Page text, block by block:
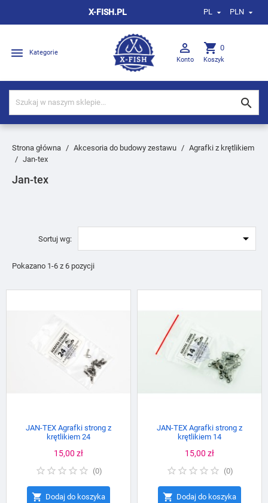
X-FISH.PL PL  PLN 
 Kategorie 
Konto
shopping_cart 0
Koszyk

Strona główna Akcesoria do budowy zestawu
Agrafki z krętlikiem
Jan-tex
Jan-tex
Sortuj wg: 
Pokazano 1-6 z 6 pozycji
JAN-TEX Agrafki strong z
krętlikiem 24
Cena
15,00 zł
(0)
 Dodaj do koszyka
JAN-TEX Agrafki strong z
krętlikiem 14
Cena
15,00 zł
(0)
 Dodaj do koszyka